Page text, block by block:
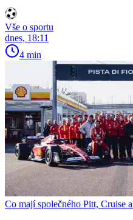
Vše o sportu
dnes, 18:11
4 min
Co mají společného Pitt, Cruise